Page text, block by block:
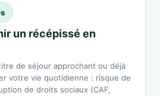
un récépissé en
de séjour approchant ou déjà
votre vie quotidienne : risque de
de droits sociaux (CAF,